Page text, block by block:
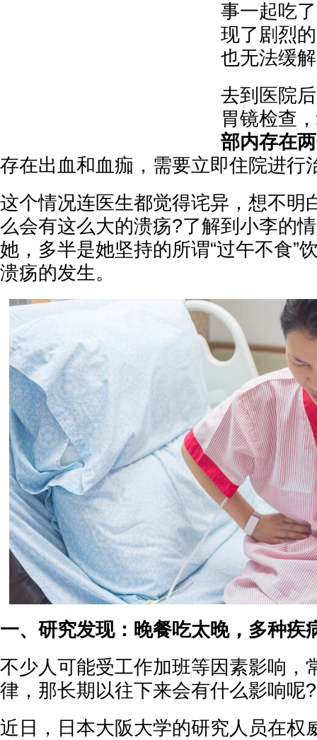
事一起吃
现了剧烈
也无法缓
去到医院
胃镜检查，
部内存在
存在出血和血痂，需要立即住院进行
这个情况连医生都觉得诧异，想不明
么会有这么大的溃疡?了解到小李的
她，多半是她坚持的所谓“过午不食”
溃疡的发生。
一、研究发现：晚餐吃太晚，多种疾
不少人可能受工作加班等因素影响，
律，那长期以往下来会有什么影响呢?
近日，日本大阪大学的研究人员在权